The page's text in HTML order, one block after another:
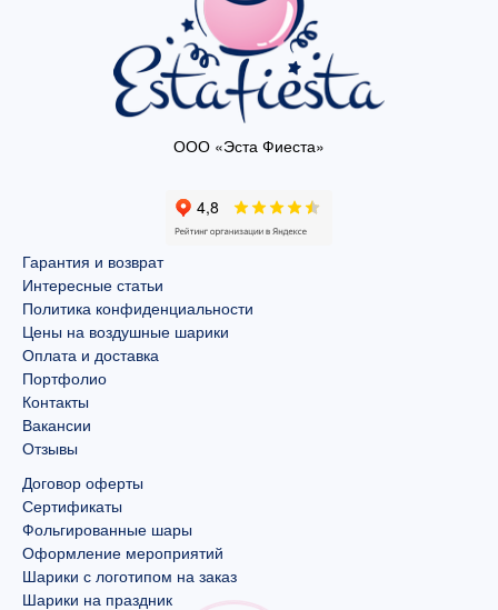
ООО «Эста Фиеста»
Гарантия и возврат
Интересные статьи
Политика конфиденциальности
Цены на воздушные шарики
Оплата и доставка
Портфолио
Контакты
Вакансии
Отзывы
Договор оферты
Сертификаты
Фольгированные шары
Оформление мероприятий
Шарики с логотипом на заказ
Шарики на праздник